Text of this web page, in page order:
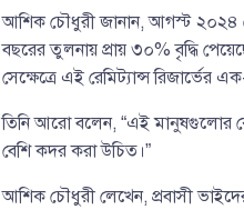
আশিক চৌধুরী জানান, আগস্ট ২০২৪
বছরের তুলনায় প্রায় ৩০% বৃদ্ধি
সেক্ষেত্রে এই রেমিট্যান্স রিজার্ভের
তিনি আরো বলেন, “এই মানুষগুলোর
বেশি কদর করা উচিত।”
আশিক চৌধুরী লেখেন, প্রবাসী